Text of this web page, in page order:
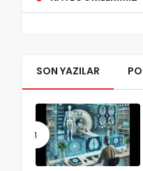
SON YAZILAR